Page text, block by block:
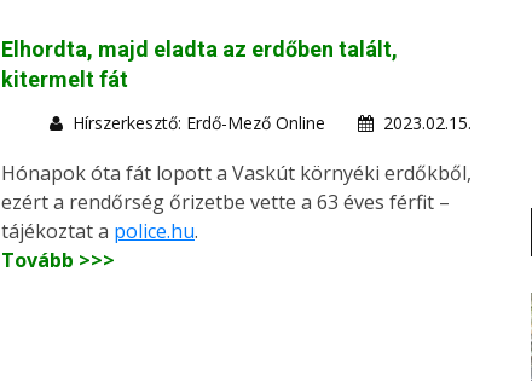
Elhordta, majd eladta az erdőben talált,
kitermelt fát
Hírszerkesztő: Erdő-Mező Online 2023.02.15.
Hónapok óta fát lopott a Vaskút környéki erdőkből,
ezért a rendőrség őrizetbe vette a 63 éves férfit –
tájékoztat a police.hu.
Tovább >>>